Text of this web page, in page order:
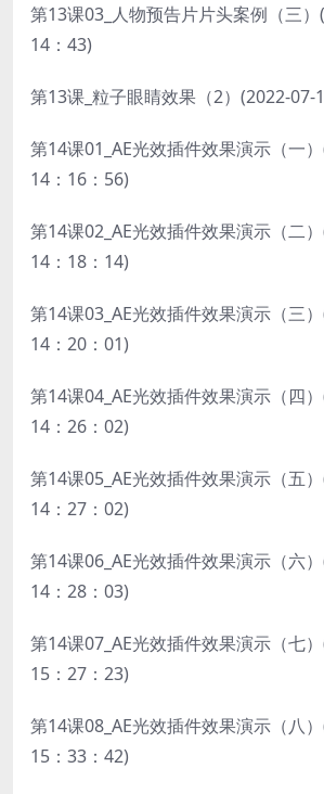
第13课03_人物预告片片头案例（三）
14：43)
第13课_粒子眼睛效果（2）(2022-07-
第14课01_AE光效插件效果演示（一
14：16：56)
第14课02_AE光效插件效果演示（二
14：18：14)
第14课03_AE光效插件效果演示（三
14：20：01)
第14课04_AE光效插件效果演示（四
14：26：02)
第14课05_AE光效插件效果演示（五
14：27：02)
第14课06_AE光效插件效果演示（六
14：28：03)
第14课07_AE光效插件效果演示（七
15：27：23)
第14课08_AE光效插件效果演示（八
15：33：42)